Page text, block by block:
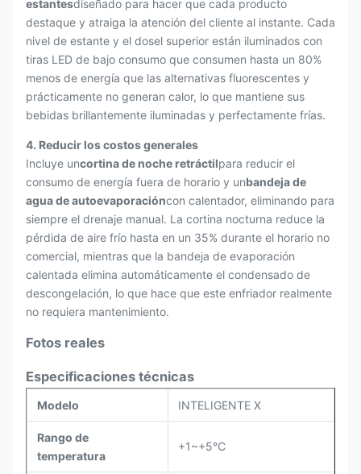
estantesdiseñado para hacer que cada producto
destaque y atraiga la atención del cliente al instante. Cada
nivel de estante y el dosel superior están iluminados con
tiras LED de bajo consumo que consumen hasta un 80%
menos de energía que las alternativas fluorescentes y
prácticamente no generan calor, lo que mantiene sus
bebidas brillantemente iluminadas y perfectamente frías.
4. Reducir los costos generales
Incluye uncortina de noche retráctilpara reducir el
consumo de energía fuera de horario y unbandeja de
agua de autoevaporacióncon calentador, eliminando para
siempre el drenaje manual. La cortina nocturna reduce la
pérdida de aire frío hasta en un 35% durante el horario no
comercial, mientras que la bandeja de evaporación
calentada elimina automáticamente el condensado de
descongelación, lo que hace que este enfriador realmente
no requiera mantenimiento.
Fotos reales
Especificaciones técnicas
Modelo INTELIGENTE X
Rango de
temperatura
+1~+5°C